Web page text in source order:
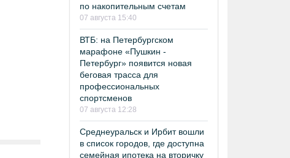
по накопительным счетам
07 августа 15:40
ВТБ: на Петербургском
марафоне «Пушкин -
Петербург» появится новая
беговая трасса для
профессиональных
спортсменов
07 августа 12:28
Среднеуральск и Ирбит вошли
в список городов, где доступна
семейная ипотека на вторичку